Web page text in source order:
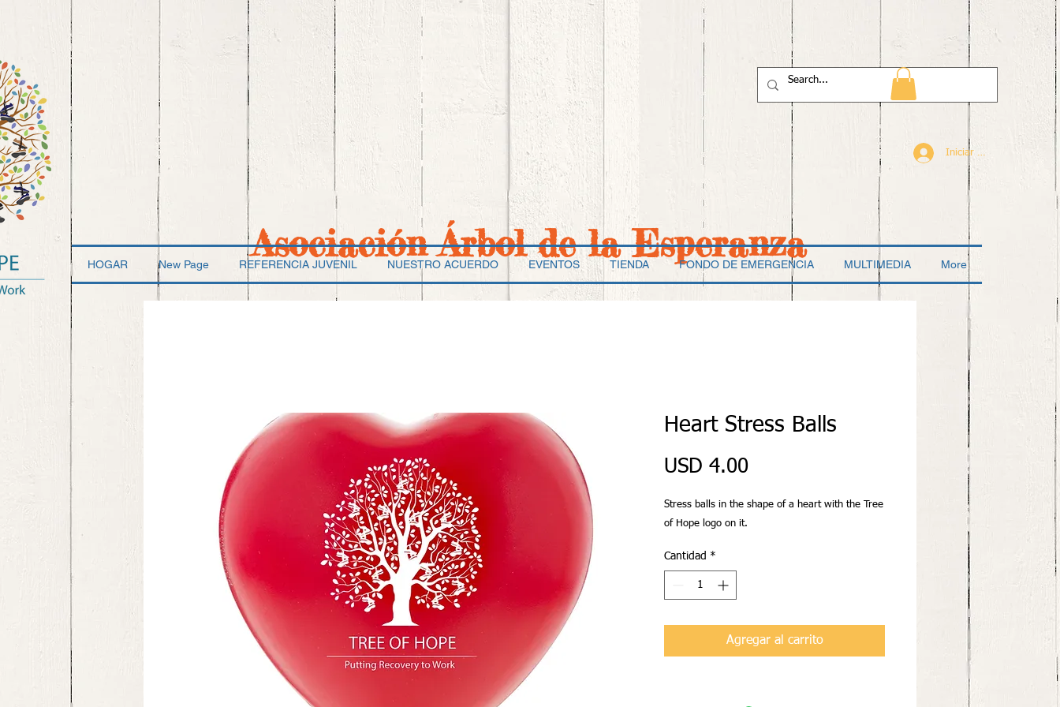
Iniciar sesión
Asociación Árbol de la Esperanza
HOGAR New Page REFERENCIA JUVENIL NUESTRO ACUERDO EVENTOS TIENDA FONDO DE EMERGENCIA MULTIMEDIA More
Heart Stress Balls
USD 4.00Precio
Stress balls in the shape of a heart with the Tree
of Hope logo on it.
Cantidad *
Agregar al carrito